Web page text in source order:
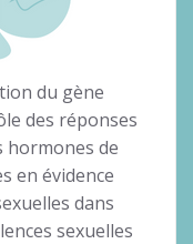
du gène
des réponses
hormones de
en évidence
dans
sexuelles